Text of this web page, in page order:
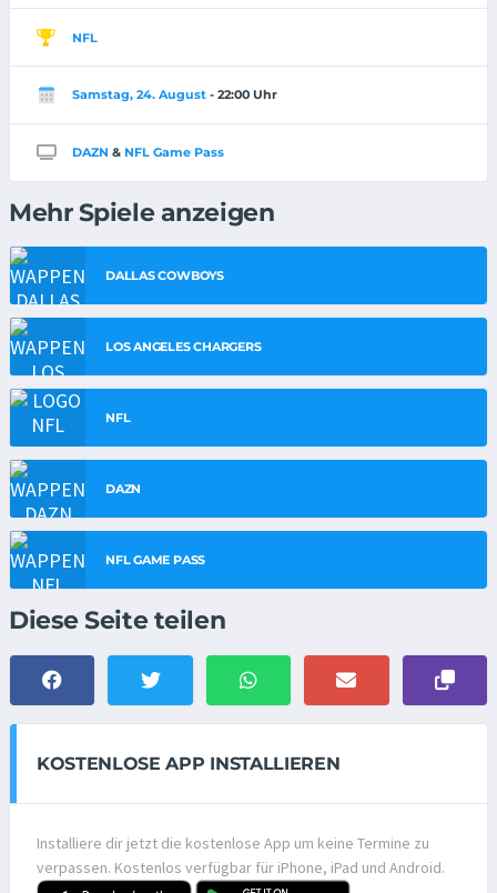
NFL
Samstag, 24. August - 22:00 Uhr
DAZN & NFL Game Pass
Mehr Spiele anzeigen
DALLAS COWBOYS
LOS ANGELES CHARGERS
NFL
DAZN
NFL GAME PASS
Diese Seite teilen
KOSTENLOSE APP INSTALLIEREN
Installiere dir jetzt die kostenlose App um keine Termine zu
verpassen. Kostenlos verfügbar für iPhone, iPad und Android.